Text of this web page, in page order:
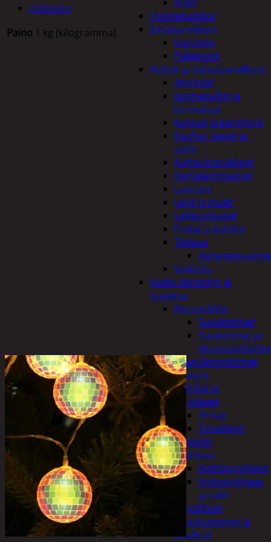
Huonetuoksut
Juhlatarvikkeet
Koristelu
Paketointi
Keittiö ja taloustarvikkeet
Aterimet
Juomapullot ja
termokset
Kannut ja kanisterit
Kauhat, lastat ja
sudit
Kattaustarvikkeet
Kertakäyttöastiat
Lautaset
Lasit ja mukit
Leikkuulaudat
Padat ja kattilat
Tiskaus
Säilöntä
Kodin lämmitys ja
tuuletus
Ilmanvaihto
Suodattimet
Tuulettimet ja
Kaasulämmittimet
Patterit
Tulisijat ja
tarvikkeet
Arinat
Tarvikkeet
Kodintekstiilit
Pyyhkeet
Keittiöpyyhkeet
Kylpypyyhkeet
ja takit
Pöytäliinat
Sisustustyynyt ja
päälliset
Lisätiedot
Paino 1 kg (kilogramma)